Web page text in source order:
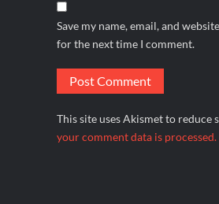
Save my name, email, and
for the next time I comment.
This site uses Akismet to reduce
your comment data is processed.